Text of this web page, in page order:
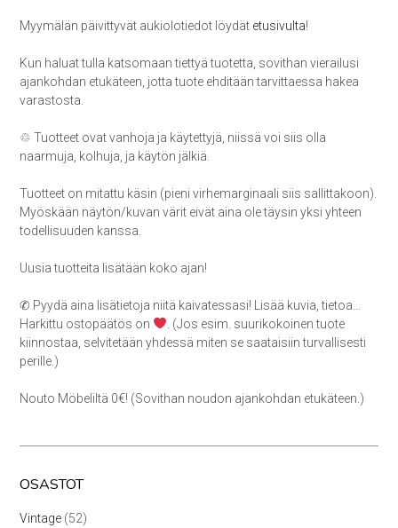
Myymälän päivittyvät aukiolotiedot löydät etusivulta!
Kun haluat tulla katsomaan tiettyä tuotetta, sovithan vierailusi
ajankohdan etukäteen, jotta tuote ehditään tarvittaessa hakea
varastosta.
♲ Tuotteet ovat vanhoja ja käytettyjä, niissä voi siis olla
naarmuja, kolhuja, ja käytön jälkiä.
Tuotteet on mitattu käsin (pieni virhemarginaali siis sallittakoon).
Myöskään näytön/kuvan värit eivät aina ole täysin yksi yhteen
todellisuuden kanssa.
Uusia tuotteita lisätään koko ajan!
✆ Pyydä aina lisätietoja niitä kaivatessasi! Lisää kuvia, tietoa…
Harkittu ostopäätös on
. (Jos esim. suurikokoinen tuote
kiinnostaa, selvitetään yhdessä miten se saataisiin turvallisesti
perille.)
Nouto Möbeliltä 0€! (Sovithan noudon ajankohdan etukäteen.)
OSASTOT
Vintage 5252